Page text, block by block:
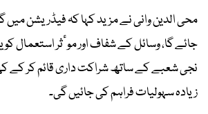
محی الدین وانی نے مزید کہا کہ فیڈریشن میں
جائے گا، وسائل کے شفاف اور موٴثر استعمال کو
نجی شعبے کے ساتھ شراکت داری قائم کر کے
زیادہ سہولیات فراہم کی جائیں گی۔